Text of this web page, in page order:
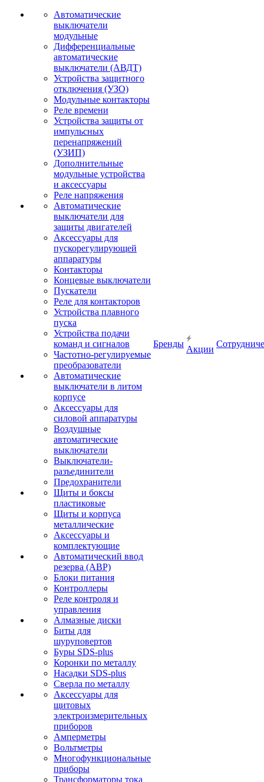
Автоматические
выключатели
модульные
Дифференциальные
автоматические
выключатели (АВДТ)
Устройства защитного
отключения (УЗО)
Модульные контакторы
Реле времени
Устройства защиты от
импульсных
перенапряжений
(УЗИП)
Дополнительные
модульные устройства
и аксессуары
Реле напряжения
Автоматические
выключатели для
защиты двигателей
Аксессуары для
пускорегулирующей
аппаратуры
Контакторы
Концевые выключатели
Пускатели
Реле для контакторов
Устройства плавного
пуска
Устройства подачи
команд и сигналов
Частотно-регулируемые
преобразователи
Автоматические
выключатели в литом
корпусе
Аксессуары для
силовой аппаратуры
Воздушные
автоматические
выключатели
Выключатели-
разъединители
Предохранители
Щиты и боксы
пластиковые
Щиты и корпуса
металлические
Аксессуары и
комплектующие
Автоматический ввод
резерва (АВР)
Блоки питания
Контроллеры
Реле контроля и
управления
Алмазные диски
Биты для
шуруповертов
Буры SDS-plus
Коронки по металлу
Насадки SDS-plus
Сверла по металлу
Аксессуары для
щитовых
электроизмерительных
приборов
Амперметры
Вольтметры
Многофункциональные
приборы
Трансформаторы тока
Бренды
Акции